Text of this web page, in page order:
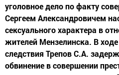
уголовное дело по факту
Сергеем Александровичем
сексуального характера в
жителей Мензелинска. В
следствия Трепов С.А.
обвинение в совершении